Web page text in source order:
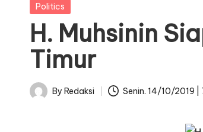
Posted
Politics
H. Muhsinin
Timur
Posted
By Redaksi Senin. 14/10/2019 |